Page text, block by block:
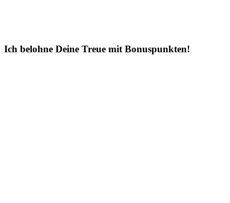
Ich belohne Deine Treue mit Bonuspunkten!